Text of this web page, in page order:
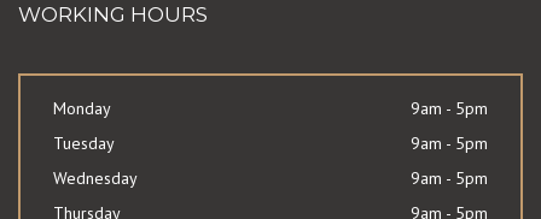
WORKING HOURS
Monday
9am - 5pm
Tuesday
9am - 5pm
Wednesday
9am - 5pm
Thursday
9am - 5pm